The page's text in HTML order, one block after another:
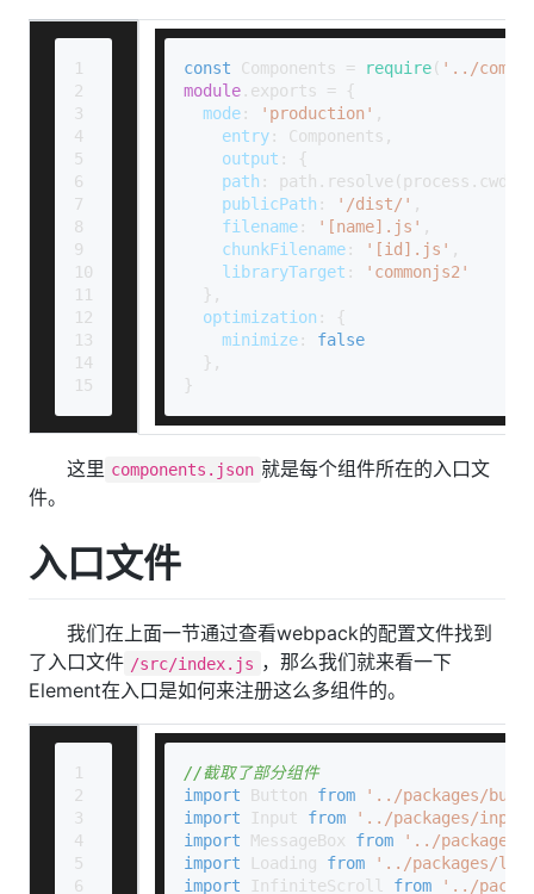
1
2
3
4
5
6
7
8
9
10
11
12
13
14
15
const Components = require( '../
module . exports = {
mode : 'production' ,
entry : Components ,
output : {
path : path. resolve (process. cwd
publicPath : '/dist/' ,
filename : '[name].js' ,
chunkFilename : '[id].js' ,
libraryTarget :
'commonjs2'
  },
optimization : {
minimize : false
  },
}
这里 components.json 就是每个组件所在的入口文
件。
入口文件
我们在上面一节通过查看webpack的配置文件找到
了入口文件 /src/index.js ，那么我们就来看一下
Element在入口是如何来注册这么多组件的。
1
2
3
4
5
6
//截取了部分组件
import
Button from
'../packages/
import
Input from
'../packages/
import
MessageBox from
'../packages/
import
Loading from
'../packages/
import
InfiniteScroll from
'../